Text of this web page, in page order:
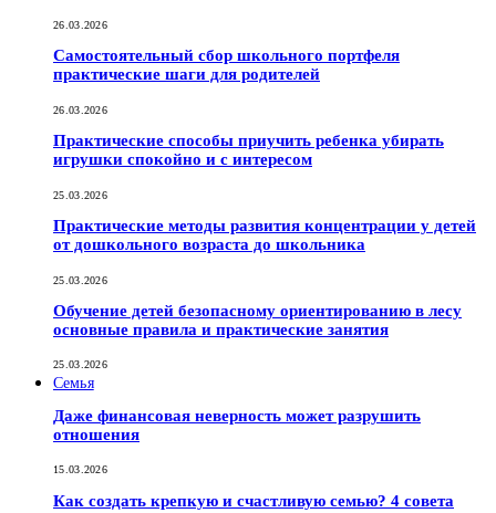
26.03.2026
Самостоятельный сбор школьного портфеля
практические шаги для родителей
26.03.2026
Практические способы приучить ребенка убирать
игрушки спокойно и с интересом
25.03.2026
Практические методы развития концентрации у детей
от дошкольного возраста до школьника
25.03.2026
Обучение детей безопасному ориентированию в лесу
основные правила и практические занятия
25.03.2026
Семья
Даже финансовая неверность может разрушить
отношения
15.03.2026
Как создать крепкую и счастливую семью? 4 совета